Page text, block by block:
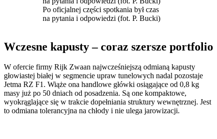
Po oficjalnej części spotkania był czas
na pytania i odpowiedzi (fot. P. Bucki)
Wczesne kapusty – coraz szersze portfolio
W ofercie firmy Rijk Zwaan najwcześniejszą odmianą kapusty
głowiastej białej w segmencie upraw tunelowych nadal pozostaje
Jetma RZ F1. Wiąże ona handlowe główki osiągające od 0,8 kg
masy już po 50 dniach od posadzenia. Są one kompaktowe,
wyokrąglające się w trakcie dopełniania struktury wewnętrznej. Jest
to odmiana tolerancyjna na chłody i nie ulega jarowizacji.